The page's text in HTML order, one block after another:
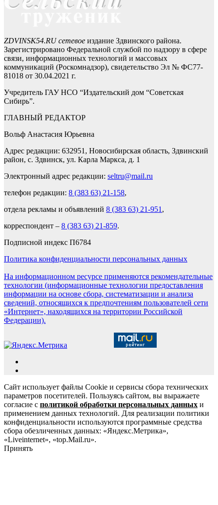
ZDVINSK54.RU сетевое издание Здвинского района.
Зарегистрировано Федеральной службой по надзору в сфере
связи, информационных технологий и массовых
коммуникаций (Роскомнадзор), свидетельство Эл № ФС77-
81018 от 30.04.2021 г.
Учредитель ГАУ НСО “Издательский дом “Советская
Сибирь”.
ГЛАВНЫЙ РЕДАКТОР
Вольф Анастасия Юрьевна
Адрес редакции: 632951, Новосибирская область, Здвинский
район, с. Здвинск, ул. Карла Маркса, д. 1
Электронный адрес редакции: seltru@mail.ru
телефон редакции: 8 (383 63) 21-158,
отдела рекламы и объявлений 8 (383 63) 21-951 ,
корреспондент – 8 (383 63) 21-859.
Подписной индекс П6784
Политика конфиденциальности персональных данных
На информационном ресурсе применяются рекомендательные
технологии (информационные технологии предоставления
информации на основе сбора, систематизации и анализа
сведений, относящихся к предпочтениям пользователей сети
«Интернет», находящихся на территории Российской
Федерации).
Сайт использует файлы Cookie и сервисы сбора технических
параметров посетителей. Пользуясь сайтом, вы выражаете
согласие с политикой обработки персональных данных и
применением данных технологий. Для реализации политики
конфиденциальности используются программные средства
сбора обезличенных данных: «Яндекс.Метрика»,
«Liveinternet», «top.Mail.ru».
Принять